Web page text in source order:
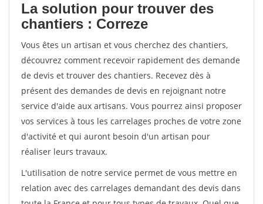
La solution pour trouver des
chantiers : Correze
Vous êtes un artisan et vous cherchez des chantiers,
découvrez comment recevoir rapidement des demande
de devis et trouver des chantiers. Recevez dès à
présent des demandes de devis en rejoignant notre
service d'aide aux artisans. Vous pourrez ainsi proposer
vos services à tous les carrelages proches de votre zone
d'activité et qui auront besoin d'un artisan pour
réaliser leurs travaux.
L'utilisation de notre service permet de vous mettre en
relation avec des carrelages demandant des devis dans